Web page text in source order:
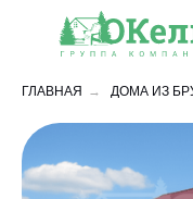
ГЛАВНАЯ → ДОМА ИЗ